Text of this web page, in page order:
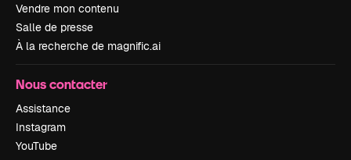
Vendre mon contenu
Salle de presse
À la recherche de magnific.ai
Nous contacter
Assistance
Instagram
YouTube